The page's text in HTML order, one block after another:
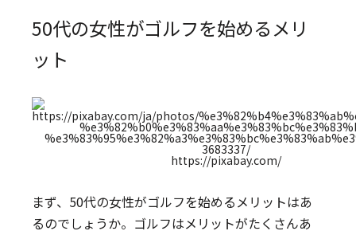
50代の女性がゴルフを始めるメリ
ット
https://pixabay.com/
まず、50代の女性がゴルフを始めるメリットはあ
るのでしょうか。ゴルフはメリットがたくさんあ